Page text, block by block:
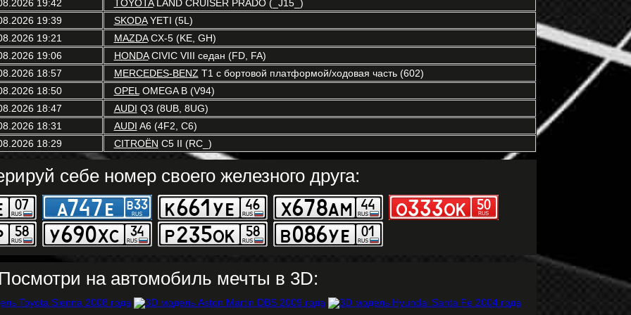
19:42 TOYOTALAND CRUISER PRADO (_J15_)
19:39
SKODAYETI (5L)
19:21
MAZDACX-5 (KE, GH)
19:06
HONDACIVIC VIII седан (FD, FA)
18:57
MERCEDES-BENZ T1 c бортовой платформой/ходовая часть (602)
18:50
OPEL OMEGA B (V94)
18:47
AUDI Q3 (8UB, 8UG)
18:31
AUDI A6 (4F2, C6)
18:29
CITROËN C5 II (RC_)
себе номер своего железного друга:
на автомобиль мечты в 3D: